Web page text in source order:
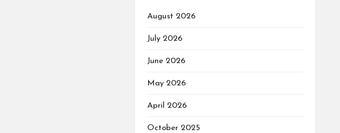
August 2026
July 2026
June 2026
May 2026
April 2026
October 2025